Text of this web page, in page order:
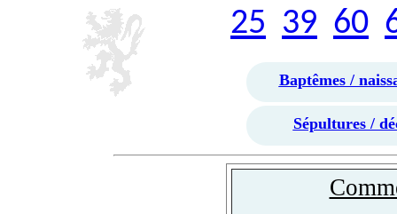
25 39 60
Baptêmes /
Sépultures /